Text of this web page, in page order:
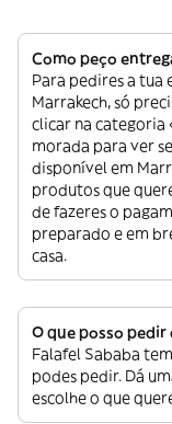
Como peço
Para pedires a tua
Marrakech, só
clicar na categoria
morada para ver
disponível em
produtos que
de fazeres o
preparado e em
casa.
O que posso pedir
Falafel Sababa
podes pedir. Dá
escolhe o que